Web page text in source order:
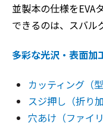
並製本の仕様をEVA
できるのは、スバル
多彩な光沢・表面加
カッティング（
スジ押し（折り
穴あけ（ファイ